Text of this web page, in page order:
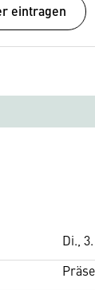
eintragen
Di.,